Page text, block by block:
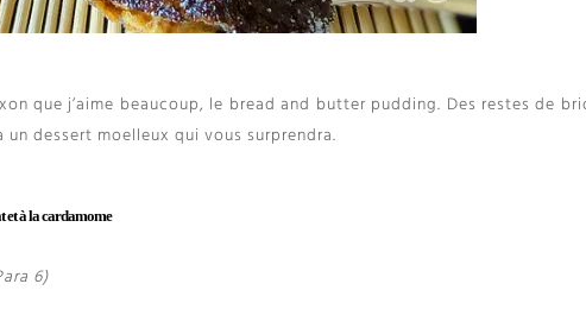
que j’aime beaucoup, le bread and butter pudding. Des restes de
un dessert moelleux qui vous surprendra.
et à la cardamome
6)